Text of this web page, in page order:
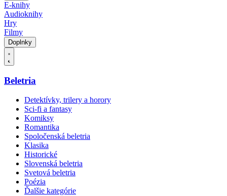
E-knihy
Audioknihy
Hry
Filmy
Doplnky
Beletria
Detektívky, trilery a horory
Sci-fi a fantasy
Komiksy
Romantika
Spoločenská beletria
Klasika
Historické
Slovenská beletria
Svetová beletria
Poézia
Ďalšie kategórie